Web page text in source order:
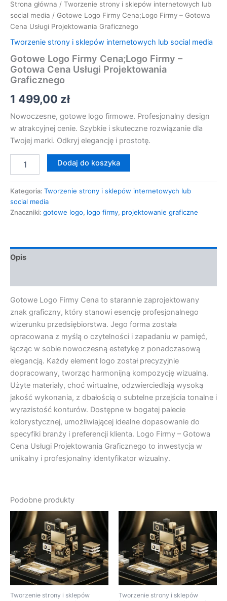
Strona główna / Tworzenie strony i sklepów internetowych lub
social media / Gotowe Logo Firmy Cena;Logo Firmy – Gotowa
Cena Usługi Projektowania Graficznego
Tworzenie strony i sklepów internetowych lub social media
Gotowe Logo Firmy Cena;Logo Firmy –
Gotowa Cena Usługi Projektowania
Graficznego
1 499,00 zł
Nowoczesne, gotowe logo firmowe. Profesjonalny design
w atrakcyjnej cenie. Szybkie i skuteczne rozwiązanie dla
Twojej marki. Odkryj elegancję i prostotę.
Dodaj do koszyka
Kategoria: Tworzenie strony i sklepów internetowych lub
social media
Znaczniki: gotowe logo, logo firmy, projektowanie graficzne
Opis
Gotowe Logo Firmy Cena to starannie zaprojektowany
znak graficzny, który stanowi esencję profesjonalnego
wizerunku przedsiębiorstwa. Jego forma została
opracowana z myślą o czytelności i zapadaniu w pamięć,
łącząc w sobie nowoczesną estetykę z ponadczasową
elegancją. Każdy element logo został precyzyjnie
dopracowany, tworząc harmonijną kompozycję wizualną.
Użyte materiały, choć wirtualne, odzwierciedlają wysoką
jakość wykonania, z dbałością o subtelne przejścia tonalne i
wyrazistość konturów. Dostępne w bogatej palecie
kolorystycznej, umożliwiającej idealne dopasowanie do
specyfiki branży i preferencji klienta. Logo Firmy – Gotowa
Cena Usługi Projektowania Graficznego to inwestycja w
unikalny i profesjonalny identyfikator wizualny.
Podobne produkty
Tworzenie strony i sklepów
Tworzenie strony i sklepów